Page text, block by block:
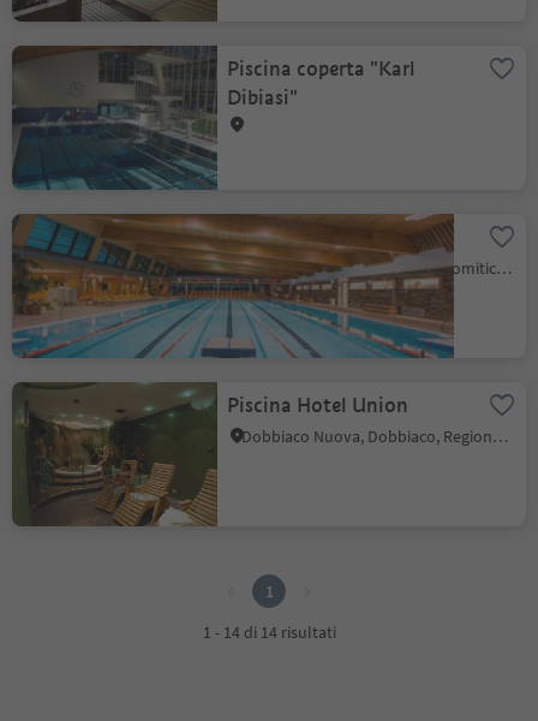
Piscina coperta "Karl
Dibiasi"
Piscina coperta Cron4
Riscone, Brunico, Regione dolomitica Plan de Corones
Piscina Hotel Union
Dobbiaco Nuova, Dobbiaco, Regione dolomitica 3 Cime
1
1 - 14 di 14 risultati